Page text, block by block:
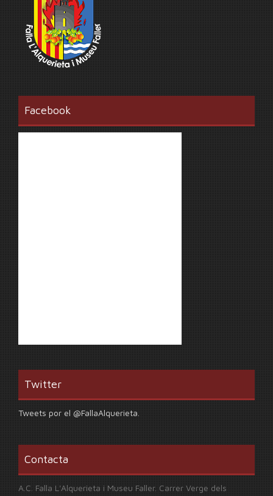
Facebook
Twitter
Tweets por el @FallaAlquerieta.
Contacta
A.C. Falla L'Alquerieta i Museu Faller. Carrer Verge dels